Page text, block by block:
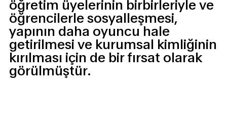
öğretim üyelerinin birbirleriyle ve
öğrencilerle sosyalleşmesi,
yapının daha oyuncu hale
getirilmesi ve kurumsal kimliğinin
kırılması için de bir fırsat olarak
görülmüştür.